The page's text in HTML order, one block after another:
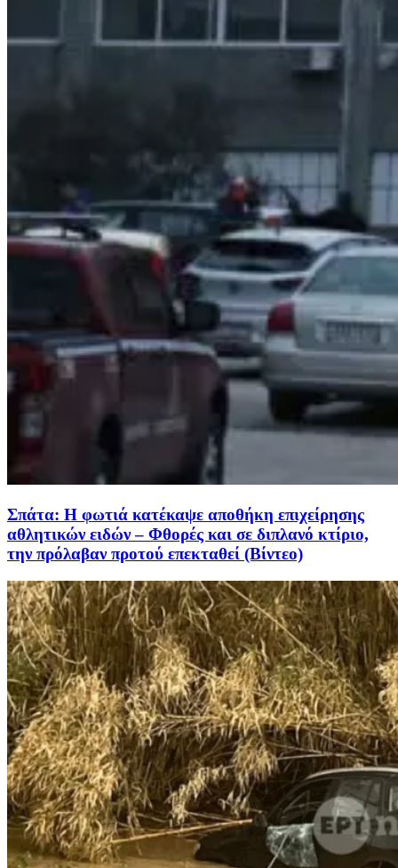
Σπάτα: Η φωτιά κατέκαψε αποθήκη επιχείρησης
αθλητικών ειδών – Φθορές και σε διπλανό κτίριο,
την πρόλαβαν προτού επεκταθεί (Βίντεο)